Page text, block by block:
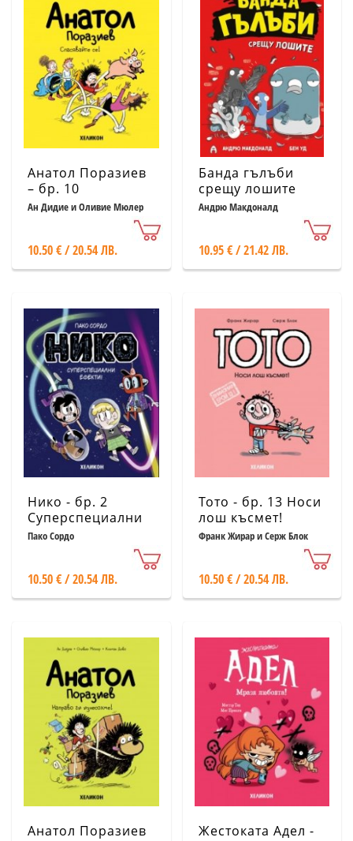
Анатол Поразиев
– бр. 10
Спасявайте се!
Ан Дидие и Оливие Мюлер
10.50 € / 20.54 ЛВ.
Банда гълъби
срещу лошите
Кн.1
Андрю Макдоналд
10.95 € / 21.42 ЛВ.
Нико - бр. 2
Суперспециални
ефекти!
Пако Сордо
10.50 € / 20.54 ЛВ.
Тото - бр. 13 Носи
лош късмет!
Франк Жирар и Серж Блок
10.50 € / 20.54 ЛВ.
Анатол Поразиев
Жестоката Адел -